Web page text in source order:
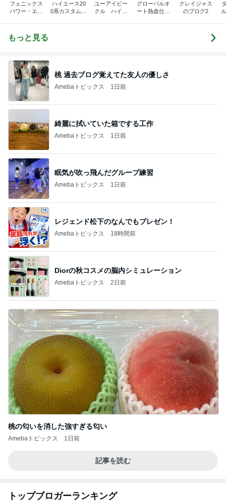
フェニックス
パワー・エチ
ハイエース20
0系カスタム車
ユーアイビー
クル ハイエ
グローバルオ
ート熱血仕入
クレイジャス
のブログ2
もっと見る
桃 過去ブログ覚えてた友人の優しさ
Amebaトピックス 1日前
綺麗に拭いていた箱でする工作
Amebaトピックス 1日前
眠気が吹っ飛んだグループ練習
Amebaトピックス 1日前
レジェンド松下のなんでもプレゼン！
Amebaトピックス 18時間前
Diorの秋コスメの脳内シミュレーション
Amebaトピックス 2日前
桃の匂いを消した強すぎる匂い
Amebaトピックス 1日前
記事を読む
トップブロガーランキング